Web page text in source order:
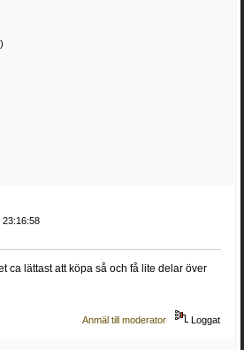
23:16:58
ca lättast att köpa så och få lite delar över
Anmäl till moderator Loggat